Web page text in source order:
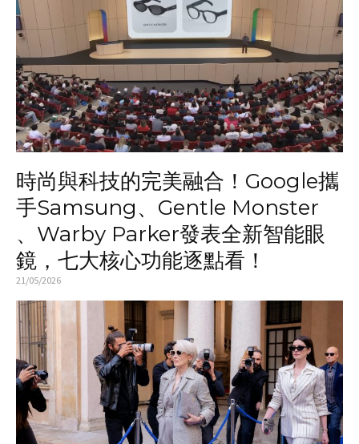
時尚與科技的完美融合！Google攜
手Samsung、Gentle Monster
、Warby Parker發表全新智能眼
鏡，七大核心功能逐點看！
21/05/2026